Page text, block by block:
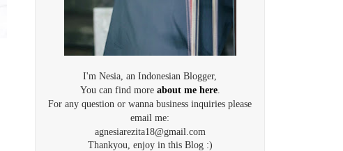
I'm Nesia, an Indonesian Blogger,
You can find more about me here.
For any question or wanna business inquiries please
email me:
agnesiarezita18@gmail.com
Thankyou, enjoy in this Blog :)